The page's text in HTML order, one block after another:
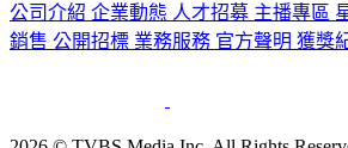
公司介紹 企業動態 人才招募 主播專區
銷售 公開招標 業務服務 官方聲明 獲獎